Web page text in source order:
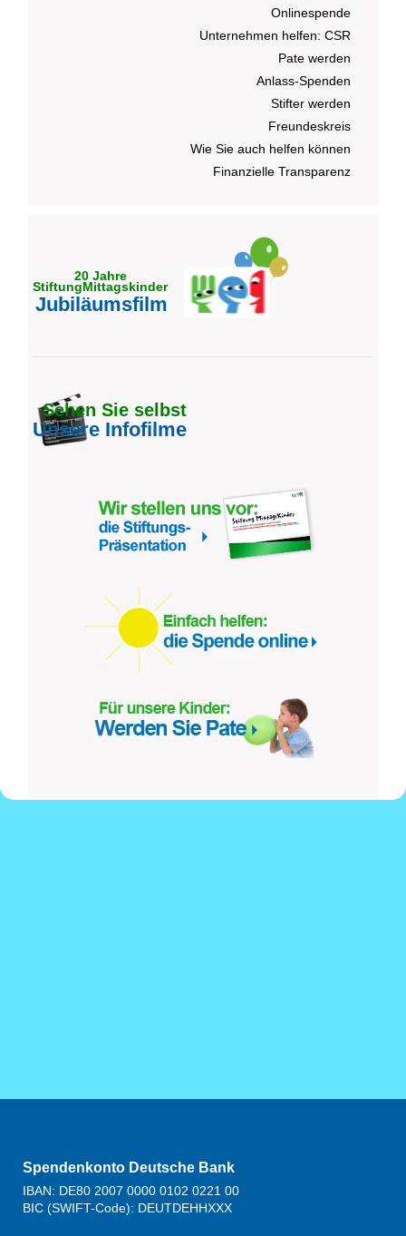
Onlinespende
Unternehmen helfen: CSR
Pate werden
Anlass-Spenden
Stifter werden
Freundeskreis
Wie Sie auch helfen können
Finanzielle Transparenz
20 Jahre
StiftungMittagskinder
Jubiläumsfilm
Sehen Sie selbst
Unsere Infofilme
Spendenkonto Deutsche Bank
IBAN: DE80 2007 0000 0102 0221 00
BIC (SWIFT-Code): DEUTDEHHXXX